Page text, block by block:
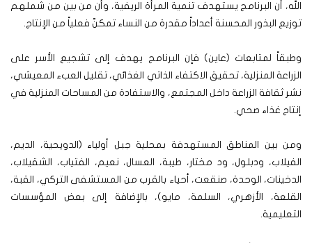
الله، أن البرنامج يستهدف تنمية المرأة الريفية، وأن من بين من شملهم
توزيع البذور المحسنة أعداداً مقدرة من النساء تمكنّ فعلياً من الإنتاج.
وطبقاً لمتابعات (عاين) فإن البرنامج يهدف إلى تشجيع الأسر على
الزراعة المنزلية، تحقيق الاكتفاء الذاتي الغذائي، تقليل العبء المعيشي،
نشر ثقافة الزراعة داخل المجتمع، والاستفادة من المساحات المنزلية في
إنتاج غذاء صحي.
ومن بين المناطق المستهدفة بمحلية جبل أولياء (الدويحية، الديم،
الفيلاب، ودبلول، ود مختار، طيبة، العسال، نعيم، الفتياب، الشقيلاب،
الدخينات، الوحدة، صنقعت، أحياء بالقرب من المستشفى التركي، القبة،
القلعة، الأزهري، السلمة، مايو)، بالإضافة إلى بعض المؤسسات
التعليمية.